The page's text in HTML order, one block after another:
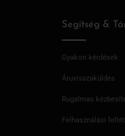
Segítség &
Gyakori kérdések
Áruvisszaküldés
Rugalmas
Felhasználási